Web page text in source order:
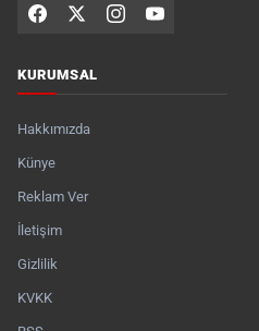
KURUMSAL
Hakkımızda
Künye
Reklam Ver
İletişim
Gizlilik
KVKK